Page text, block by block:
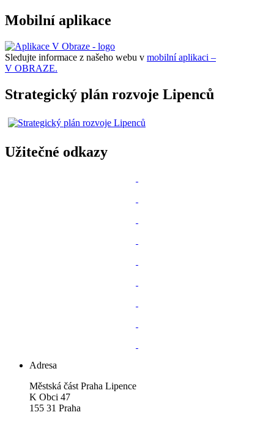
Mobilní aplikace
Sledujte informace z našeho webu v mobilní aplikaci –
V OBRAZE.
Strategický plán rozvoje Lipenců
Užitečné odkazy
Adresa
Městská část Praha Lipence
K Obci 47
155 31 Praha